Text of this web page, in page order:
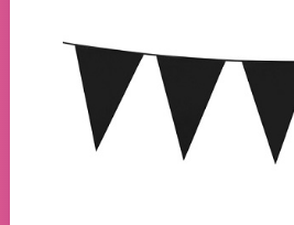
Inloggen